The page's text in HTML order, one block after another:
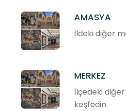
AMASYA
İldeki diğer
MERKEZ
İlçedeki
keşfedin